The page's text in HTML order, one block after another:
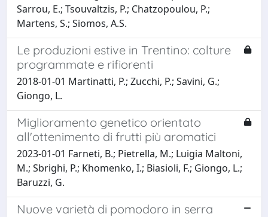
Sarrou, E.; Tsouvaltzis, P.; Chatzopoulou, P.;
Martens, S.; Siomos, A.S.
Le produzioni estive in Trentino: colture
programmate e rifiorenti
2018-01-01 Martinatti, P.; Zucchi, P.; Savini, G.;
Giongo, L.
Miglioramento genetico orientato
all'ottenimento di frutti più aromatici
2023-01-01 Farneti, B.; Pietrella, M.; Luigia Maltoni,
M.; Sbrighi, P.; Khomenko, I.; Biasioli, F.; Giongo, L.;
Baruzzi, G.
Nuove varietà di pomodoro in serra